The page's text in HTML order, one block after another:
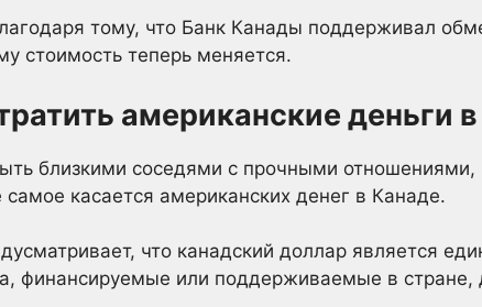
тому, что Банк Канады поддерживал
стоимость теперь меняется.
американские деньги
близкими соседями с прочными отношениями,
касается американских денег в Канаде.
что канадский доллар является
финансируемые или поддерживаемые в